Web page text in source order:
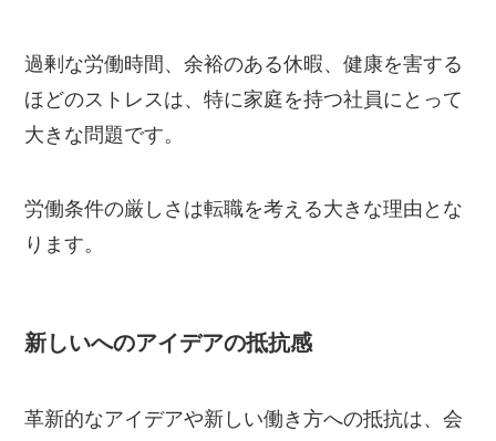
過剰な労働時間、余裕のある休暇、健康を害する
ほどのストレスは、特に家庭を持つ社員にとって
大きな問題です。
労働条件の厳しさは転職を考える大きな理由とな
ります。
新しいへのアイデアの抵抗感
革新的なアイデアや新しい働き方への抵抗は、会